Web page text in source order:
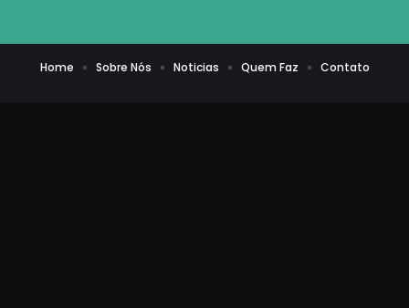
Home Sobre Nós Noticias Quem Faz Contato